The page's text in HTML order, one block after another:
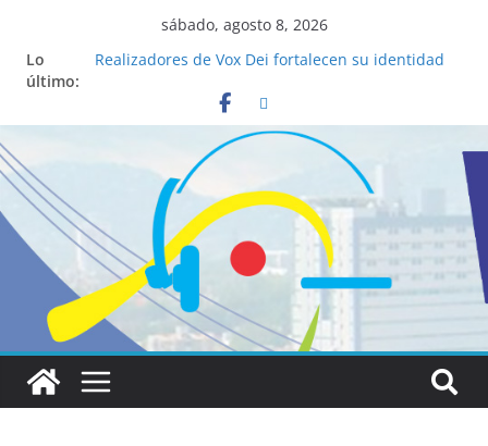
sábado, agosto 8, 2026
Lo
último:
Realizadores de Vox Dei fortalecen su identidad
La ciencia desvela los 5 secretos que tiene
fácilmente un católico para convertirse en
“Superancianos”
Pop Up Market atrae a cientos de visitantes y
dinamiza la economía local
Salud mental a la mesa: la importancia de
hablarlo en familia
Lo que tienen en común la nueva Película Toy
Story 5 y el Papa León XIV